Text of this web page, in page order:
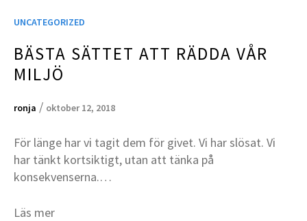
UNCATEGORIZED
BÄSTA SÄTTET ATT RÄDDA VÅR
MILJÖ
ronja / oktober 12, 2018
För länge har vi tagit dem för givet. Vi har slösat. Vi
har tänkt kortsiktigt, utan att tänka på
konsekvenserna.…
Läs mer